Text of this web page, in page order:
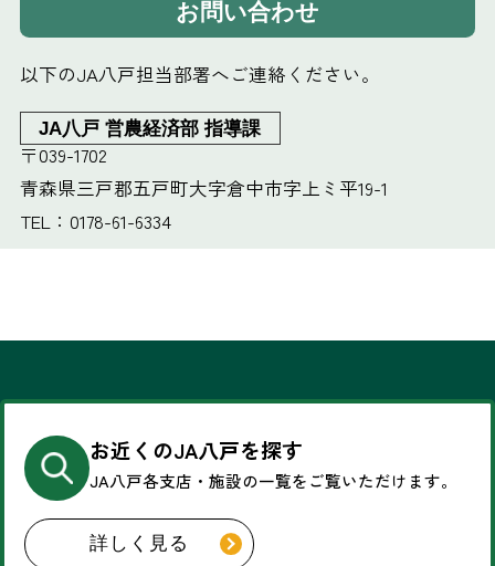
お問い合わせ
以下のJA八戸担当部署へご連絡ください。
JA八戸 営農経済部 指導課
〒039-1702
青森県三戸郡五戸町大字倉中市字上ミ平19-1
TEL：0178-61-6334
お近くのJA八戸を探す
JA八戸各支店・施設の一覧をご覧いただけます。
詳しく見る